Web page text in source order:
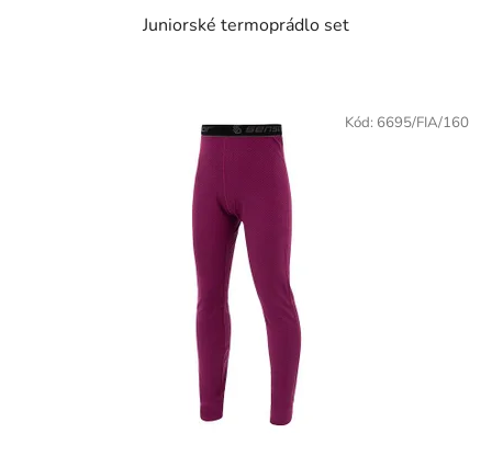
Juniorské termoprádlo set
Kód: 6695/FIA/160